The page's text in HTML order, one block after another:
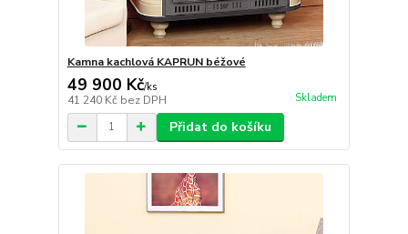
Kamna kachlová KAPRUN béžové
49 900 Kč/ks
41 240 Kč bez DPH Skladem
Přidat do košíku